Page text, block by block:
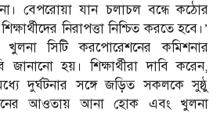
বেপরোয়া যান চলাচল বন্ধে কঠোর
নিরাপত্তা নিশ্চিত করতে হবে।’
খুলনা সিটি করপোরেশনের কমিশনার
হয়। শিক্ষার্থীরা দাবি করেন,
দুর্ঘটনার সঙ্গে জড়িত সকলকে সুষ্ঠু
আওতায় আনা হোক এবং খুলনা